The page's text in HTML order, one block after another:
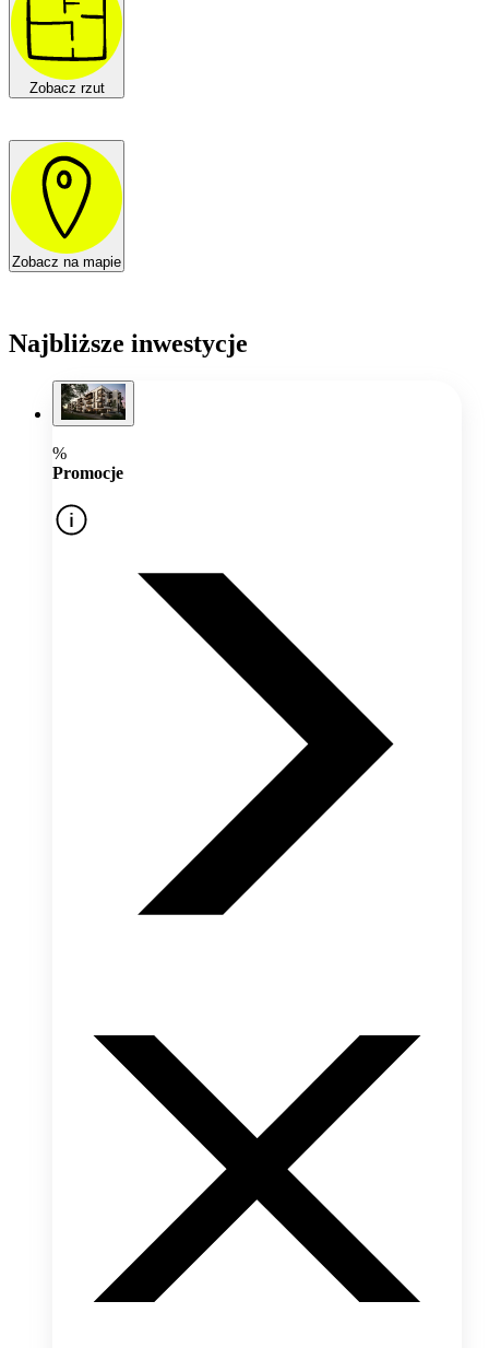
Zobacz rzut
Zobacz na mapie
Najbliższe inwestycje
%
Promocje